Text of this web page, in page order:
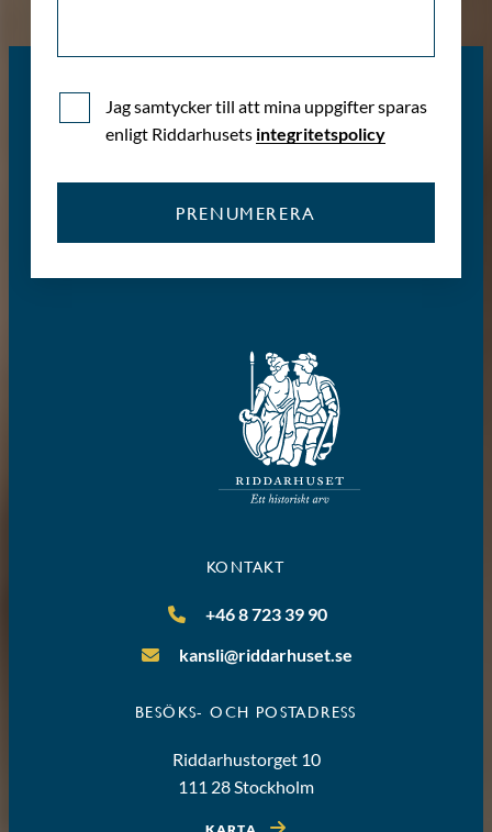
Jag samtycker till att mina uppgifter sparas
enligt Riddarhusets integritetspolicy
PRENUMERERA
KONTAKT
+46 8 723 39 90
kansli@riddarhuset.se
BESÖKS- OCH POSTADRESS
Riddarhustorget 10
111 28 Stockholm